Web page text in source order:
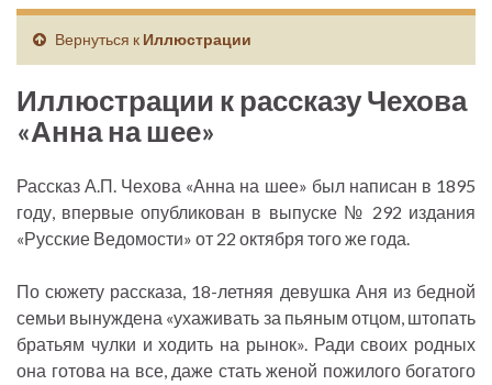
Вернуться к Иллюстрации
Иллюстрации к рассказу Чехова
«Анна на шее»
Рассказ А.П. Чехова «Анна на шее» был написан в 1895
году, впервые опубликован в выпуске № 292 издания
«Русские Ведомости» от 22 октября того же года.
По сюжету рассказа, 18-летняя девушка Аня из бедной
семьи вынуждена «ухаживать за пьяным отцом, штопать
братьям чулки и ходить на рынок». Ради своих родных
она готова на все, даже стать женой пожилого богатого